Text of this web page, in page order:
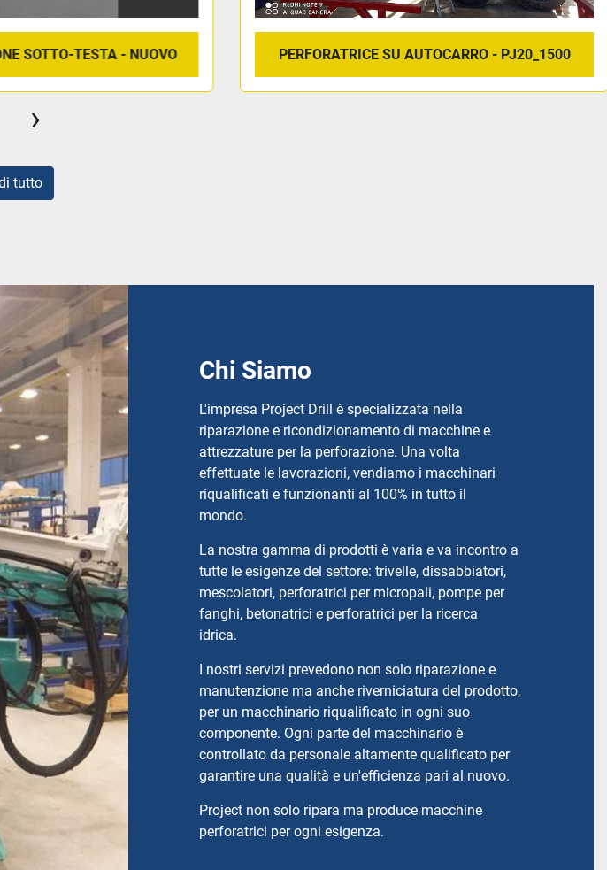
SOTTO-TESTA - NUOVO PERFORATRICE SU AUTOCARRO - PJ20_1500
›
tutto
Chi Siamo
L'impresa Project Drill è specializzata nella
riparazione e ricondizionamento di macchine e
attrezzature per la perforazione. Una volta
effettuate le lavorazioni, vendiamo i macchinari
riqualificati e funzionanti al 100% in tutto il
mondo.
La nostra gamma di prodotti è varia e va incontro a
tutte le esigenze del settore: trivelle, dissabbiatori,
mescolatori, perforatrici per micropali, pompe per
fanghi, betonatrici e perforatrici per la ricerca
idrica.
I nostri servizi prevedono non solo riparazione e
manutenzione ma anche riverniciatura del prodotto,
per un macchinario riqualificato in ogni suo
componente. Ogni parte del macchinario è
controllato da personale altamente qualificato per
garantire una qualità e un'efficienza pari al nuovo.
Project non solo ripara ma produce macchine
perforatrici per ogni esigenza.